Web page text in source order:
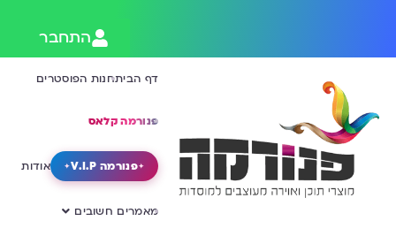
התחבר
דף הביתחנות הפוסטרים
פנורמה קלאס
פנורמה V.I.P אודות
מאמרים חשובים